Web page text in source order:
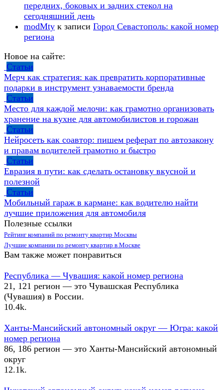
передних, боковых и задних стекол на
сегодняшний день
modMty к записи Город Севастополь: какой номер
региона
Новое на сайте:
Статьи
Мерч как стратегия: как превратить корпоративные
подарки в инструмент узнаваемости бренда
Статьи
Место для каждой мелочи: как грамотно организовать
хранение на кухне для автомобилистов и горожан
Статьи
Нейросеть как соавтор: пишем реферат по автозакону
и правам водителей грамотно и быстро
Статьи
Евразия в пути: как сделать остановку вкусной и
полезной
Статьи
Мобильный гараж в кармане: как водителю найти
лучшие приложения для автомобиля
Полезные ссылки
Рейтинг компаний по ремонту квартир Москвы
Лучшие компании по ремонту квартир в Москве
Вам также может понравиться
Республика — Чувашия: какой номер региона
21, 121 регион — это Чувашская Республика
(Чувашия) в России.
10.4k.
Ханты-Мансийский автономный округ — Югра: какой
номер региона
86, 186 регион — это Ханты-Мансийский автономный
округ
12.1k.